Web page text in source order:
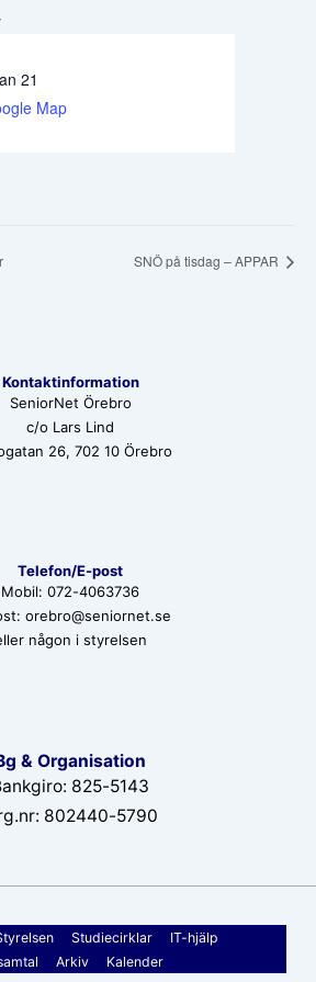
21
Map
SNÖ på tisdag – APPAR
Kontaktinformation
SeniorNet Örebro
c/o Lars Lind
26, 702 10 Örebro
Telefon/E-post
Mobil: 072-4063736
orebro@seniornet.se
någon i styrelsen
& Organisation
825-5143
802440-5790
Studiecirklar
IT-hjälp
Arkiv Kalender